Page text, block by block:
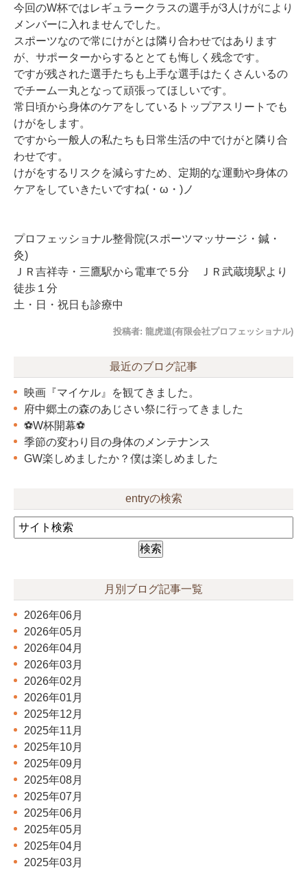
今回のW杯ではレギュラークラスの選手が3人けがにより
メンバーに入れませんでした。
スポーツなので常にけがとは隣り合わせではあります
が、サポーターからするととても悔しく残念です。
ですが残された選手たちも上手な選手はたくさんいるの
でチーム一丸となって頑張ってほしいです。
常日頃から身体のケアをしているトップアスリートでも
けがをします。
ですから一般人の私たちも日常生活の中でけがと隣り合
わせです。
けがをするリスクを減らすため、定期的な運動や身体の
ケアをしていきたいですね(・ω・)ノ
プロフェッショナル整骨院(スポーツマッサージ・鍼・
灸)
ＪＲ吉祥寺・三鷹駅から電車で５分 ＪＲ武蔵境駅より
徒歩１分
土・日・祝日も診療中
投稿者: 龍虎道(有限会社プロフェッショナル)
最近のブログ記事
映画『マイケル』を観てきました。
府中郷土の森のあじさい祭に行ってきました
⚽W杯開幕⚽
季節の変わり目の身体のメンテナンス
GW楽しめましたか？僕は楽しめました
entryの検索
月別ブログ記事一覧
2026年06月
2026年05月
2026年04月
2026年03月
2026年02月
2026年01月
2025年12月
2025年11月
2025年10月
2025年09月
2025年08月
2025年07月
2025年06月
2025年05月
2025年04月
2025年03月